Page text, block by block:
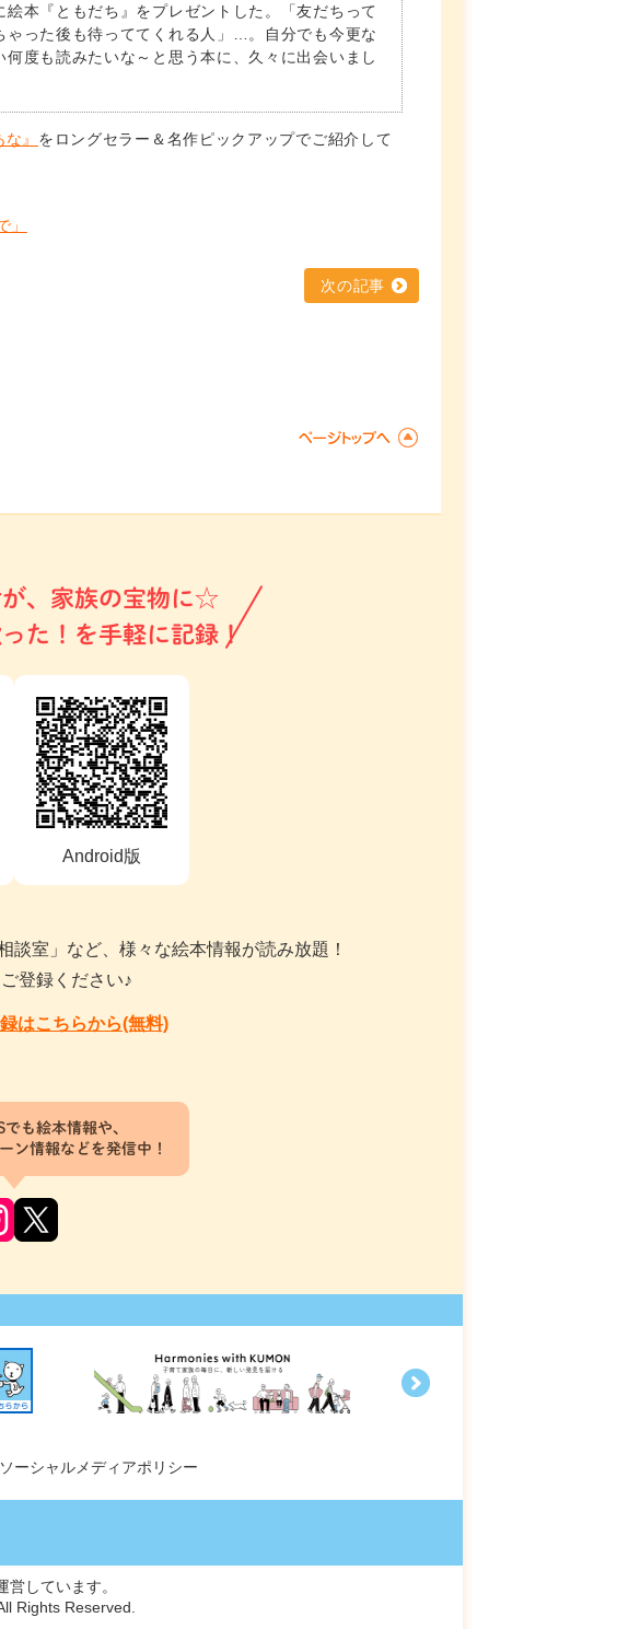
本『ともだち』をプレゼントした。「友だちって
った後も待っててくれる人」…。自分でも今更な
度も読みたいな～と思う本に、久々に出会いまし
な』 をロングセラー＆名作ピックアップでご紹介して
」
次の記事
が、家族の宝物に☆
た！を手軽に記録！
Android版
室」など、様々な絵本情報が読み放題！
登録ください♪
はこちらから(無料)
でも絵本情報や、
ン情報などを発信中！
ソーシャルメディアポリシー
しています。
Rights Reserved.